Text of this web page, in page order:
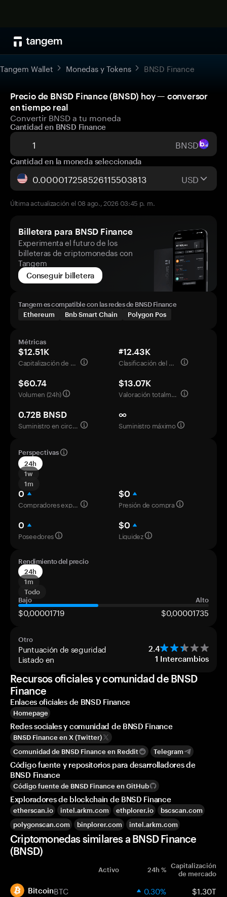
Tangem Wallet Monedas y Tokens BNSD Finance
Precio de BNSD Finance (BNSD) hoy — conversor
en tiempo real
Convertir BNSD a tu moneda
Cantidad en BNSD Finance
BNSD
Cantidad en la moneda seleccionada
USD
Última actualización el 08 ago., 2026 03:45 p. m.
Billetera para BNSD Finance
Experimenta el futuro de los
billeteras de criptomonedas con
Tangem
Conseguir billetera
Tangem es compatible con las redes de BNSD Finance
Ethereum
Bnb Smart Chain Polygon Pos
Métricas
$12.51K
Capitalización de mercado
#12.43K
Clasificación del mercado
$60.74
Volumen (24h)
$13.07K
Valoración totalmente diluida
0.72B BNSD
Suministro en circulación
∞
Suministro máximo
Perspectivas
24h
1w
1m
0
Compradores experimentados
$0
Presión de compra
0
Poseedores
$0
Liquidez
Rendimiento del precio
24h
1m
Todo
Bajo
Alto
$0,00001719 $0,00001735
Otro
Puntuación de seguridad 2.4
Listado en 1 Intercambios
Recursos oficiales y comunidad de BNSD
Finance
Enlaces oficiales de BNSD Finance
Homepage
Redes sociales y comunidad de BNSD Finance
BNSD Finance en X (Twitter)
Comunidad de BNSD Finance en Reddit
Telegram
Código fuente y repositorios para desarrolladores de
BNSD Finance
Código fuente de BNSD Finance en GitHub
Exploradores de blockchain de BNSD Finance
etherscan.io intel.arkm.com ethplorer.io
bscscan.com
polygonscan.com
binplorer.com intel.arkm.com
Criptomonedas similares a BNSD Finance
(BNSD)
Activo 24h % Capitalización
de mercado
BitcoinBTC 0.30% $1.30T